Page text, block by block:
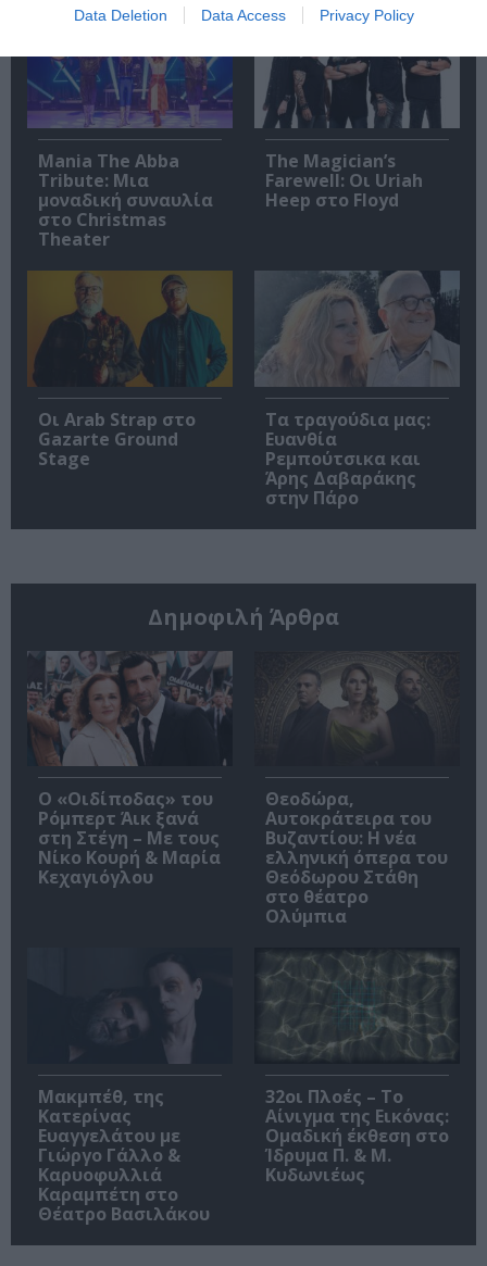
Data Deletion Data Access Privacy Policy
Mania The Abba
Tribute: Μια
μοναδική συναυλία
στο Christmas
Theater
The Magician’s
Farewell: Οι Uriah
Heep στο Floyd
Οι Arab Strap στο
Gazarte Ground
Stage
Τα τραγούδια μας:
Ευανθία
Ρεμπούτσικα και
Άρης Δαβαράκης
στην Πάρο
Δημοφιλή Άρθρα
O «Οιδίποδας» του
Ρόμπερτ Άικ ξανά
στη Στέγη – Με τους
Νίκο Κουρή & Μαρία
Κεχαγιόγλου
Θεοδώρα,
Αυτοκράτειρα του
Βυζαντίου: Η νέα
ελληνική όπερα του
Θεόδωρου Στάθη
στο θέατρο
Ολύμπια
Μακμπέθ, της
Κατερίνας
Ευαγγελάτου με
Γιώργο Γάλλο &
Καρυοφυλλιά
Καραμπέτη στο
Θέατρο Βασιλάκου
32οι Πλοές – Το
Αίνιγμα της Εικόνας:
Ομαδική έκθεση στο
Ίδρυμα Π. & Μ.
Κυδωνιέως